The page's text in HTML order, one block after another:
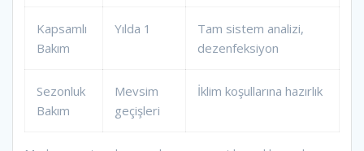
Kapsamlı
Bakım
Yılda 1
Tam sistem analizi,
dezenfeksiyon
Sezonluk
Bakım
Mevsim
geçişleri
İklim koşullarına hazırlık